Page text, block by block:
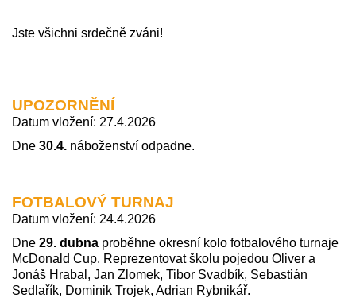
Jste všichni srdečně zváni!
UPOZORNĚNÍ
Datum vložení: 27.4.2026
Dne 30.4. náboženství odpadne.
FOTBALOVÝ TURNAJ
Datum vložení: 24.4.2026
Dne 29. dubna proběhne okresní kolo fotbalového turnaje
McDonald Cup. Reprezentovat školu pojedou Oliver a
Jonáš Hrabal, Jan Zlomek, Tibor Svadbík, Sebastián
Sedlařík, Dominik Trojek, Adrian Rybnikář.